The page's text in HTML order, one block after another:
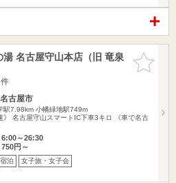
お気に入
りに追加
名古屋守山本店（旧 竜泉
古屋市
駅7.98km 小幡緑地駅749m
》 名古屋守山スマートIC下車3キロ 《車で名古
～26:30
円～
宿泊 女子旅・女子会